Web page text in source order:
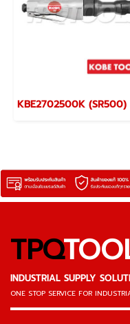
TPQ
INDUSTRIAL SUPPLY
ONE STOP SERVICE FOR